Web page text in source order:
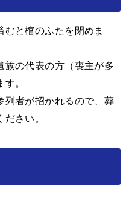
と棺のふたを閉めま
族の代表の方（喪主が多
。
列者が招かれるので、葬
さい。